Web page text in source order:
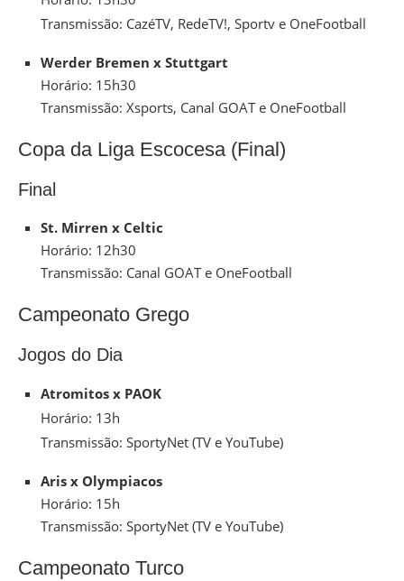
Transmissão: CazéTV, RedeTV!, Sportv e OneFootball
Werder Bremen x Stuttgart
Horário: 15h30
Transmissão: Xsports, Canal GOAT e OneFootball
Copa da Liga Escocesa (Final)
Final
St. Mirren x Celtic
Horário: 12h30
Transmissão: Canal GOAT e OneFootball
Campeonato Grego
Jogos do Dia
Atromitos x PAOK
Horário: 13h
Transmissão: SportyNet (TV e YouTube)
Aris x Olympiacos
Horário: 15h
Transmissão: SportyNet (TV e YouTube)
Campeonato Turco